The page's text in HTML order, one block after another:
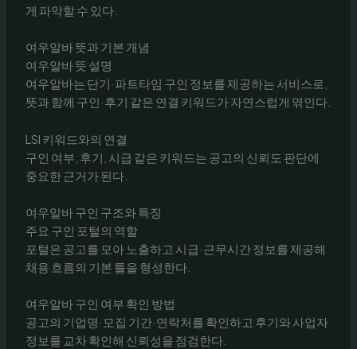
게 파악할 수 있다.
여우알바 뜻과 기본 개념
여우알바 뜻 설명
여우알바는 단기·파트타임 구인 정보를 제공하는 서비스로,
뜻과 함께 구인·후기 같은 연결 키워드가 자연스럽게 엮인다.
LSI 키워드와의 연결
구인 여부, 후기, 시급 같은 키워드는 공고의 신뢰도 판단에
중요한 근거가 된다.
여우알바 구인 구조와 특징
주요 구인 포털의 역할
포털은 공고를 모아 노출하고 시급·근무시간 정보를 제공해
채용 흐름의 기본 틀을 형성한다.
여우알바 구인 여부 확인 방법
공고의 기업명·모집 기간·연락처를 확인하고 후기와 사업자
정보를 교차 확인해 신뢰성을 점검한다.